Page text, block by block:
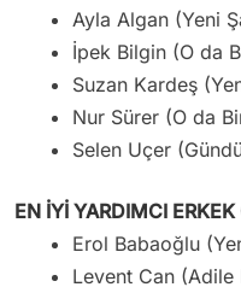
Ayla Algan (Yeni
İpek Bilgin (O da
Suzan Kardeş
Nur Sürer (O da
Selen Uçer
EN İYİ YARDIMCI
Erol Babaoğlu
Levent Can (Adile